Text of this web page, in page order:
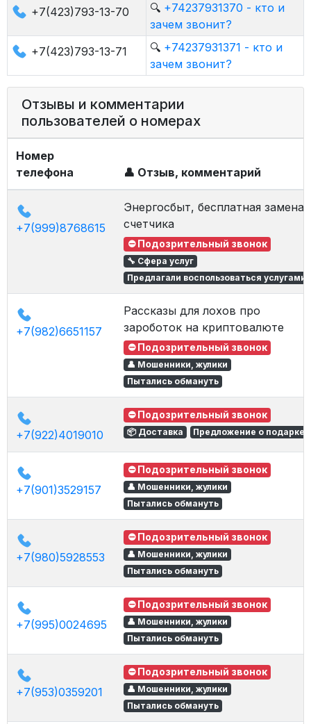
+7(423)793-13-70
🔍 +74237931370 - кто и
зачем звонит?
+7(423)793-13-71
🔍 +74237931371 - кто и
зачем звонит?
Отзывы и комментарии
пользователей о номерах
Номер
телефона
👤 Отзыв, комментарий
+7(999)8768615
Энергосбыт, бесплатная замена
счетчика
⛔ Подозрительный звонок
🔧 Сфера услуг
Предлагали воспользоваться услугами
+7(982)6651157
Рассказы для лохов про
зароботок на криптовалюте
⛔ Подозрительный звонок
👤 Мошенники, жулики
Пытались обмануть
+7(922)4019010
⛔ Подозрительный звонок
📦 Доставка Предложение о подарке
+7(901)3529157
⛔ Подозрительный звонок
👤 Мошенники, жулики
Пытались обмануть
+7(980)5928553
⛔ Подозрительный звонок
👤 Мошенники, жулики
Пытались обмануть
+7(995)0024695
⛔ Подозрительный звонок
👤 Мошенники, жулики
Пытались обмануть
+7(953)0359201
⛔ Подозрительный звонок
👤 Мошенники, жулики
Пытались обмануть